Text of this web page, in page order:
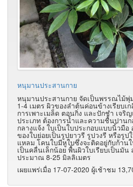
หนุมานประสานกาย
หนุมานประสานกาย จัดเป็นพรรณไม้
1-4 เมตร ผิวของลำต้นค่อนข้างเรียบเ
การเพาะเมล็ด ตอนกิ่ง และปักชำ เจริ
ประเภท ต้องการน้ำและความชื้นปาน
กลางแจ้ง ใบเป็นใบประกอบแบบนิ้วมือ
ของใบย่อยเป็นรูปยาวรี รูปวงรี หรือรูป
แหลม โคนใบมีหูใบซึ่งจะติดอยู่กับก้าน
เป็นคลื่นเล็กน้อย พื้นผิวใบเรียบเป็นมัน
ประมาณ 8-25 มิลลิเมตร
เผยแพร่เมื่อ 17-07-2020 ผู้เช้าชม